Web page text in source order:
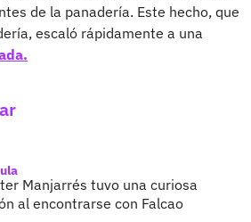
de la panadería. Este hecho, que
escaló rápidamente a una
Manjarrés tuvo una curiosa
al encontrarse con Falcao